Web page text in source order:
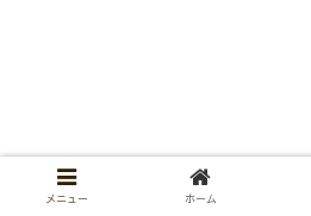
メニュー ホーム